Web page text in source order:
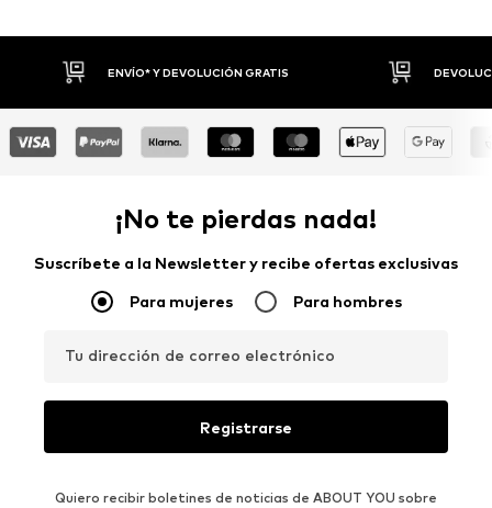
DEVOLUCIONES HASTA 30 DÍAS
¡No te pierdas nada!
Suscríbete a la Newsletter y recibe ofertas exclusivas
Para mujeres Para hombres
Tu dirección de correo electrónico
Registrarse
Quiero recibir boletines de noticias de ABOUT YOU sobre